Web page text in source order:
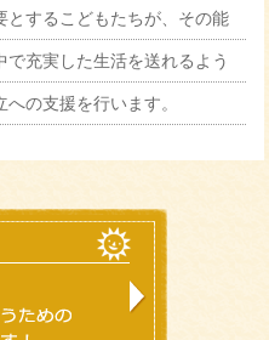
お届けします！
とするこどもたちが、その能
充実した生活を送れるよう
の支援を行います。